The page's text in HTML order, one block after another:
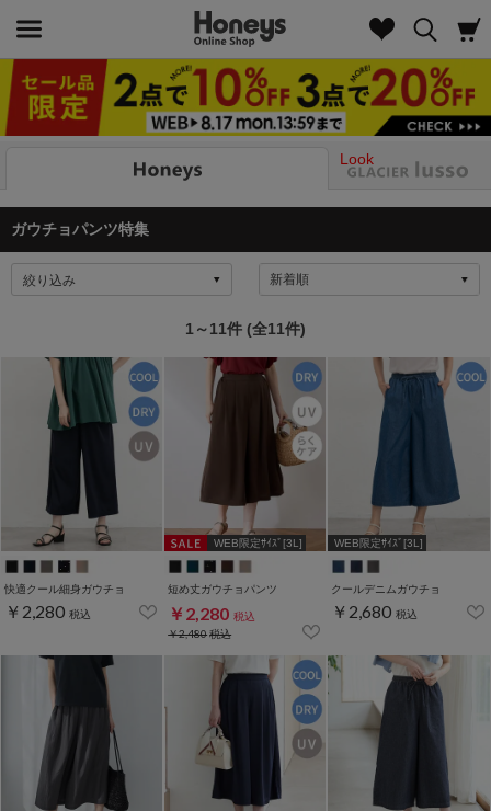
Look
ガウチョパンツ特集
絞り込み
1～11件 (全11件)
快適クール細身ガウチョ
￥2,280 税込
WEB限定ｻｲｽﾞ[3L]
短め丈ガウチョパンツ
￥2,280 税込
￥2,480税込
WEB限定ｻｲｽﾞ[3L]
クールデニムガウチョ
￥2,680 税込